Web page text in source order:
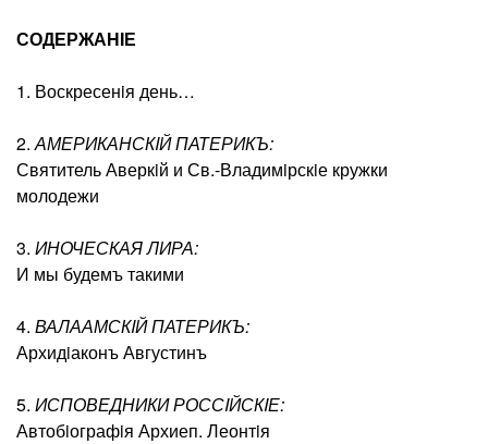
СОДЕРЖАНIЕ
1. Воскресенiя день…
2. АМЕРИКАНСКIЙ ПАТЕРИКЪ:
Святитель Аверкiй и Св.-Владимiрскiе кружки
молодежи
3. ИНОЧЕСКАЯ ЛИРА:
И мы будемъ такими
4. ВАЛААМСКIЙ ПАТЕРИКЪ:
Архидiаконъ Августинъ
5. ИСПОВЕДНИКИ РОССIЙСКIЕ:
Автобiографiя Архиеп. Леонтiя